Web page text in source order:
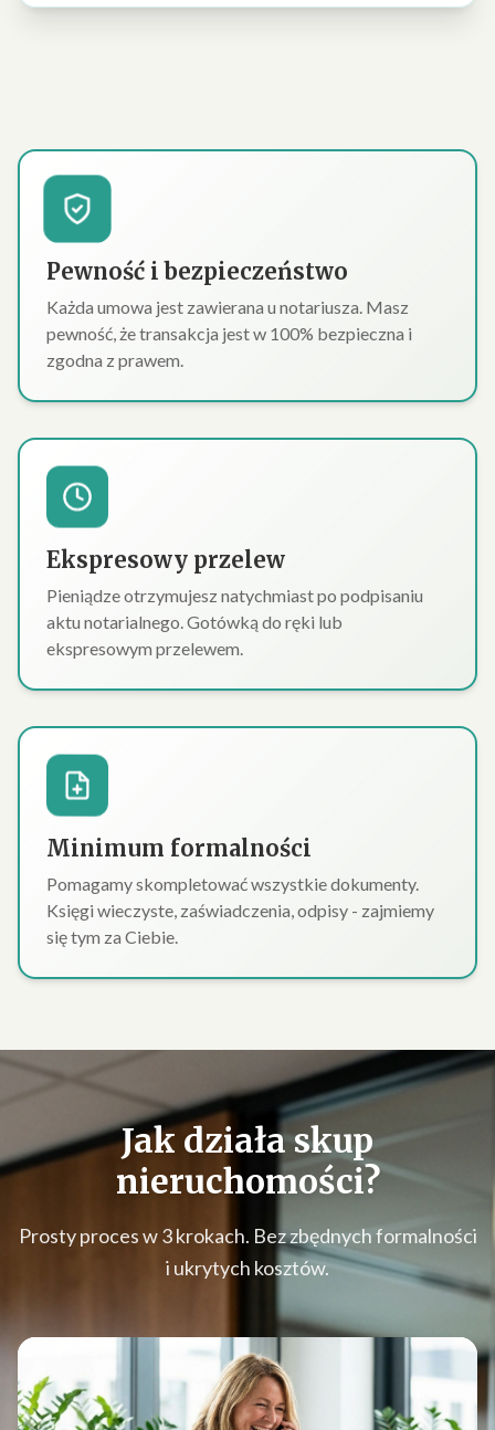
Pewność i bezpieczeństwo
Każda umowa jest zawierana u notariusza. Masz
pewność, że transakcja jest w 100% bezpieczna i
zgodna z prawem.
Ekspresowy przelew
Pieniądze otrzymujesz natychmiast po podpisaniu
aktu notarialnego. Gotówką do ręki lub
ekspresowym przelewem.
Minimum formalności
Pomagamy skompletować wszystkie dokumenty.
Księgi wieczyste, zaświadczenia, odpisy - zajmiemy
się tym za Ciebie.
Jak działaskup
nieruchomości?
Prosty proces w 3 krokach. Bez zbędnych formalności
i ukrytych kosztów.